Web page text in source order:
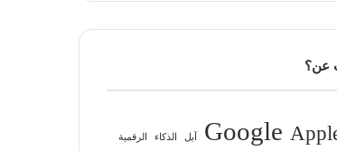
عن؟
Google آبل الذكاء الرقمية